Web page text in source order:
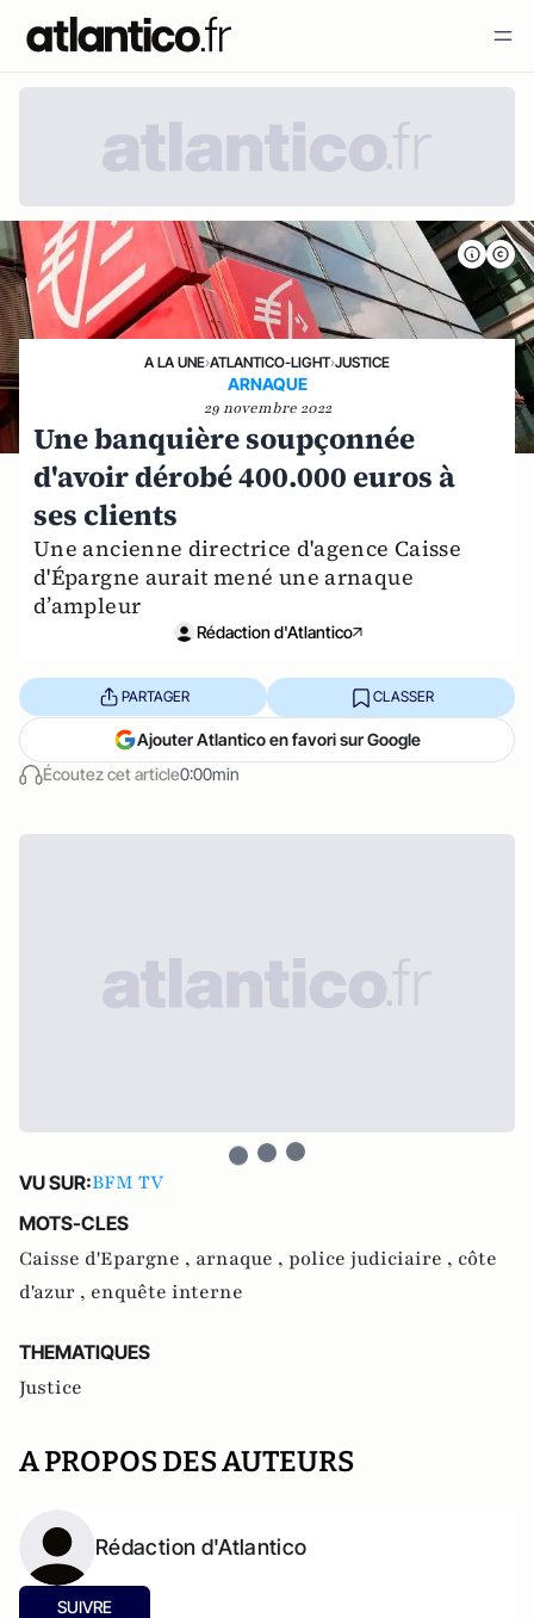
A LA UNE›ATLANTICO-LIGHT›JUSTICE
ARNAQUE
29 novembre 2022
Une banquière soupçonnée
d'avoir dérobé 400.000 euros à
ses clients
Une ancienne directrice d'agence Caisse
d'Épargne aurait mené une arnaque
d’ampleur
Rédaction d'Atlantico
Écoutez cet article0:00min
PARTAGER CLASSER
Ajouter Atlantico en favori sur Google
VU SUR:BFM TV
MOTS-CLES
Caisse d'Epargne , arnaque , police judiciaire , côte
d'azur , enquête interne
THEMATIQUES
Justice
A PROPOS DES AUTEURS
Rédaction d'Atlantico
SUIVRE